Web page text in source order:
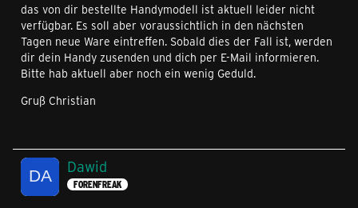
das von dir bestellte Handymodell ist aktuell leider nicht
verfügbar. Es soll aber voraussichtlich in den nächsten
Tagen neue Ware eintreffen. Sobald dies der Fall ist, werden
dir dein Handy zusenden und dich per E-Mail informieren.
Bitte hab aktuell aber noch ein wenig Geduld.
Gruß Christian
Dawid
FORENFREAK